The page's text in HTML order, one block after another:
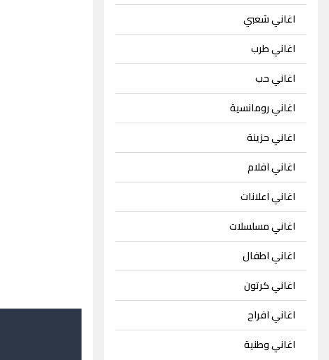
اغاني شعبي
اغاني طرب
اغاني حب
اغاني رومانسية
اغاني حزينة
اغاني افلام
اغاني اعلانات
اغاني مسلسلات
اغاني اطفال
اغاني كرتون
اغاني افراح
اغاني وطنية